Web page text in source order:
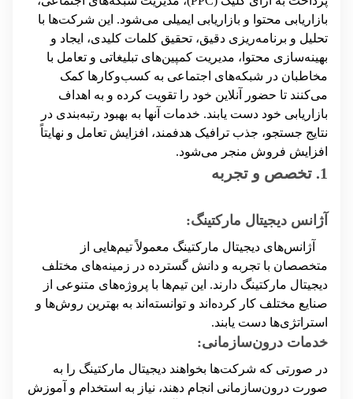
بازاریابی محتوا و بازاریابی ایمیلی می‌شود. این شرکت‌ها با
تحلیل و برنامه‌ریزی دقیق، تحقیق کلمات کلیدی، ایجاد و
بهینه‌سازی محتوا، مدیریت کمپین‌های تبلیغاتی و تعامل با
مخاطبان در شبکه‌های اجتماعی به کسب‌وکارها کمک
می‌کنند تا حضور آنلاین خود را تقویت کرده و به اهداف
بازاریابی خود دست یابند. خدمات آنها به بهبود رتبه‌بندی در
نتایج جستجو، جذب ترافیک هدفمند، افزایش تعامل و نهایتاً
افزایش فروش منجر می‌شود.
1. تخصص و تجربه
آژانس دیجیتال مارکتینگ:
آژانس‌های دیجیتال مارکتینگ معمولاً تیم‌هایی از
متخصصان با تجربه و دانش گسترده در زمینه‌های مختلف
دیجیتال مارکتینگ دارند. این تیم‌ها با پروژه‌های متنوعی از
صنایع مختلف کار کرده‌اند و توانسته‌اند به بهترین روش‌ها و
استراتژی‌ها دست یابند.
خدمات درون‌سازمانی:
در صورتی که شرکت‌ها بخواهند دیجیتال مارکتینگ را به
صورت درون‌سازمانی انجام دهند، نیاز به استخدام و آموزش